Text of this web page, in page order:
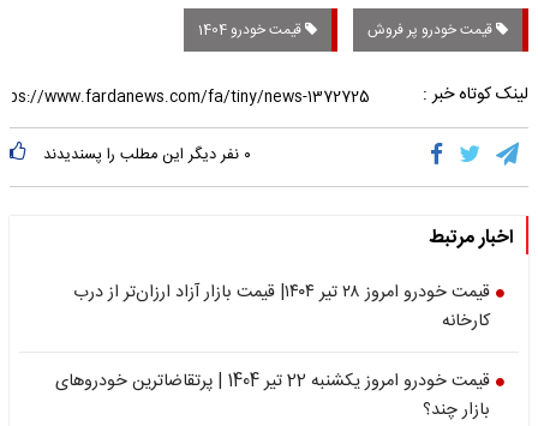
قیمت خودرو پر فروش قیمت خودرو 1404
لینک کوتاه خبر :
۰ نفر دیگر این مطلب را پسندیدند
اخبار مرتبط
قیمت خودرو امروز ۲۸ تیر ۱۴۰۴| قیمت‌ بازار آزاد ارزان‌تر از درب
کارخانه
قیمت خودرو امروز یکشنبه 22 تیر 1404 | پرتقاضاترین خودروهای
بازار چند؟